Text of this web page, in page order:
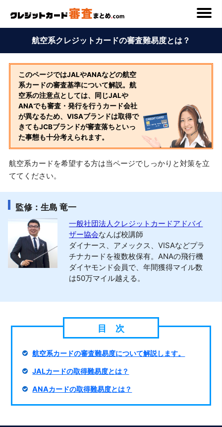
航空系クレジットカードの審査難易度とは？
このページではJALやANAなどの航空
系カードの審査基準について解説。航
空系の注意点としては、同じJALや
ANAでも審査・発行を行うカード会社
が異なるため、VISAブランドは取得で
きてもJCBブランドが審査落ちといっ
た事態も十分考えられます。
航空系カードを希望する方は当ページでしっかりと対策を立
ててください。
監修：生島 竜一
一般社団法人クレジットカードアドバイ
ザー協会なんば校講師
ダイナース、アメックス、VISAなどプラ
チナカードを複数枚保有。ANAの飛行機
ダイヤモンド会員で、年間獲得マイル数
は50万マイル越える。
航空系カードの審査難易度について解説します。
JALカードの取得難易度とは？
ANAカードの取得難易度とは？